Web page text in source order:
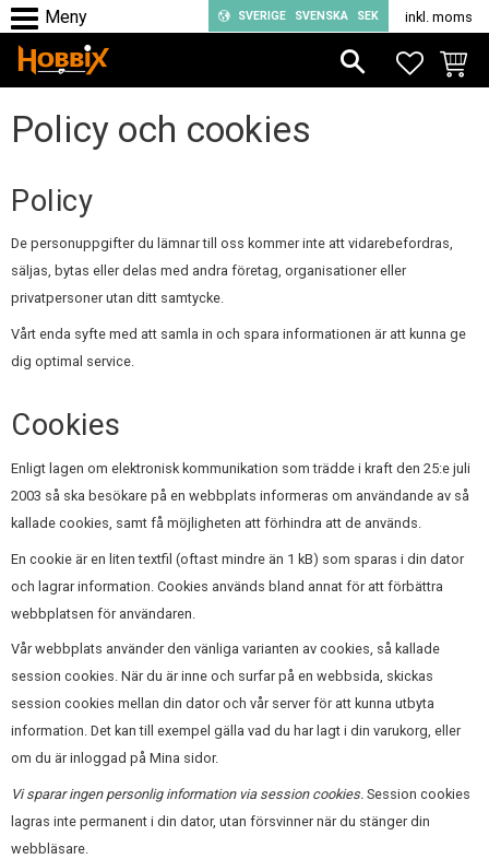
Meny
SVERIGE SVENSKA SEK inkl. moms
Policy och cookies
Policy
De personuppgifter du lämnar till oss kommer inte att vidarebefordras,
säljas, bytas eller delas med andra företag, organisationer eller
privatpersoner utan ditt samtycke.
Vårt enda syfte med att samla in och spara informationen är att kunna ge
dig optimal service.
Cookies
Enligt lagen om elektronisk kommunikation som trädde i kraft den 25:e juli
2003 så ska besökare på en webbplats informeras om användande av så
kallade cookies, samt få möjligheten att förhindra att de används.
En cookie är en liten textfil (oftast mindre än 1 kB) som sparas i din dator
och lagrar information. Cookies används bland annat för att förbättra
webbplatsen för användaren.
Vår webbplats använder den vänliga varianten av cookies, så kallade
session cookies. När du är inne och surfar på en webbsida, skickas
session cookies mellan din dator och vår server för att kunna utbyta
information. Det kan till exempel gälla vad du har lagt i din varukorg, eller
om du är inloggad på Mina sidor.
Vi sparar ingen personlig information via session cookies. Session cookies
lagras inte permanent i din dator, utan försvinner när du stänger din
webbläsare.